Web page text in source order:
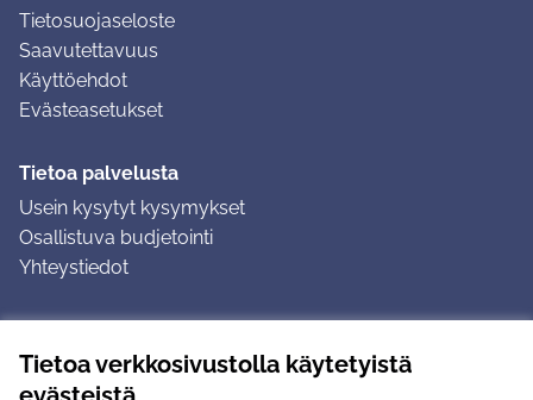
Tietoa verkkosivustolla käytetyistä
Tietosuojaseloste
Saavutettavuus
Käyttöehdot
Evästeasetukset
Tietoa palvelusta
Usein kysytyt kysymykset
Osallistuva budjetointi
Yhteystiedot
Ohjeet kirjautumiseen